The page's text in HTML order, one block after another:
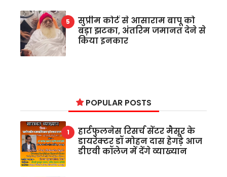
सुप्रीम कोर्ट से आसाराम बापू को
बड़ा झटका, अंतरिम जमानत देने से
किया इनकार
POPULAR POSTS
हार्टफुलनेस रिसर्च सेंटर मैसूर के
डायरेक्टर डॉ मोहन दास हेगड़े आज
डीएवी कॉलेज में देंगे व्याख्यान